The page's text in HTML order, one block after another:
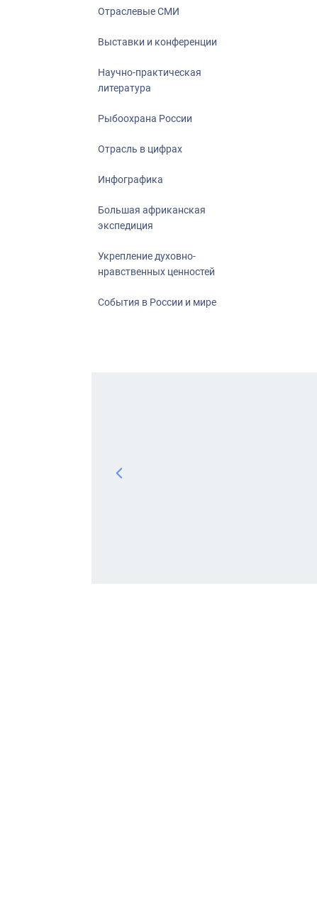
Отраслевые СМИ
Выставки и конференции
Научно-практическая
литература
Рыбоохрана России
Отрасль в цифрах
Инфографика
Большая африканская
экспедиция
Укрепление духовно-
нравственных ценностей
События в России и мире